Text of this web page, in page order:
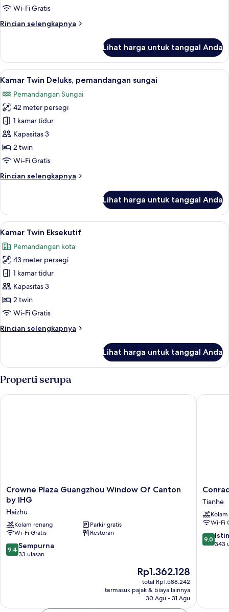
Wi-Fi Gratis
Rincian selengkapnya
Rincian
Kamar
Twin
Deluks
Lihat harga untuk tanggal Anda
Lihat
semua
foto
untuk
Kamar
Twin
Deluks,
pemandangan
Kamar Twin Deluks, pemandangan
7
Kamar Twin Deluks, pemandangan sungai
Pemandangan Sungai
42 meter persegi
1 kamar tidur
Kapasitas 3
2 twin
Wi-Fi Gratis
Rincian selengkapnya
Rincian
Kamar
Twin
Deluks,
sungai
Lihat harga untuk tanggal Anda
Lihat
semua
foto
untuk
Kamar
Twin
Eksekutif
8
Kamar Twin Eksekutif
Pemandangan kota
43 meter persegi
1 kamar tidur
Kapasitas 3
2 twin
Wi-Fi Gratis
Rincian selengkapnya
Rincian
Kamar
Eksekutif
Lihat harga untuk tanggal Anda
Properti serupa
Crowne
Plaza
Guangzhou
Window
Of
Canton
by
IHG
Crowne Plaza Guangzhou Window Of Canton
by IHG
Haizhu
Kolam renang
Parkir gratis
Wi-Fi Gratis
Restoran
9.4
dari
9,4 Sempurna
33 ulasan
Harga
sekarang
Rp1.362.128
Rp1.362.128
total Rp1.588.242
termasuk pajak & biaya lainnya
30 Agu - 31 Agu
Crowne Plaza Guangzhou Window Of Canton by IHG
Conrad
Tianhe
Tianhe
Wi-Fi
9.0
dari
9,0
343
Conrad